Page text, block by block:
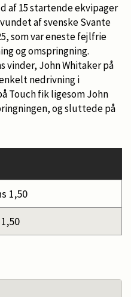
af 15 startende ekvipager
af svenske Svante
som var eneste fejlfrie
og omspringning.
vinder, John Whitaker på
nedrivning i
Touch fik ligesom John
og sluttede på
1,50